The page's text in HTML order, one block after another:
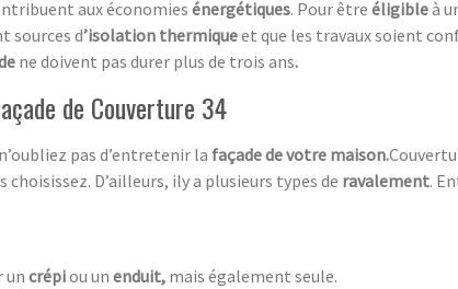
aux économies énergétiques. Pour être éligibleà
sources d’isolation thermiqueet que les travaux soient
ne doivent pas durer plus de trois ans.
de Couverture 34
pas d’entretenir la façade de votre maison.
D’ailleurs, ily a plusieurs types de ravalement.
un crépiou un enduit, mais également seule.